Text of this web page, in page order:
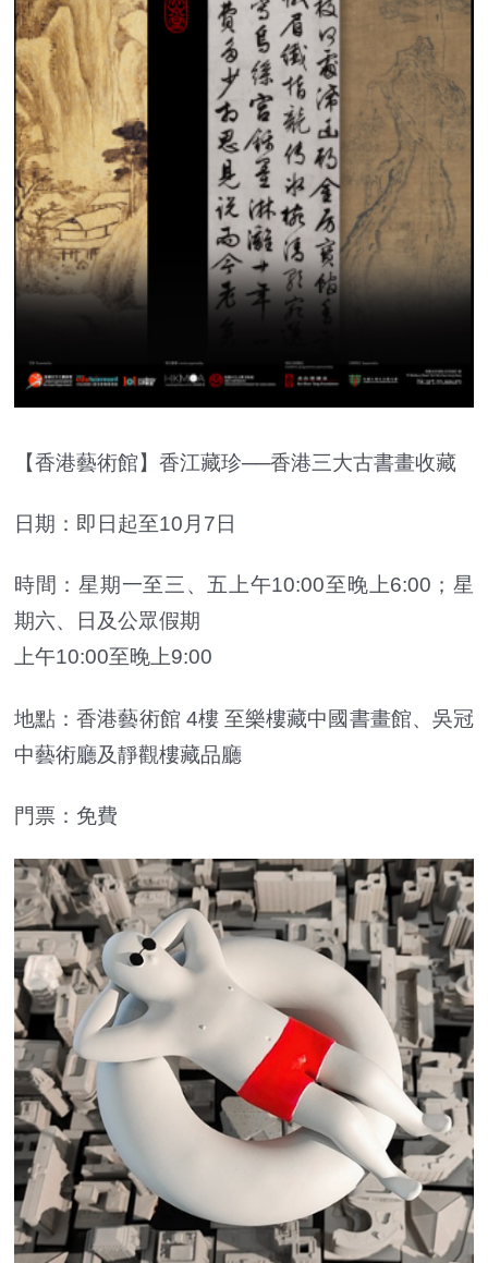
【香港藝術館】香江藏珍──香港三大古書畫收藏
日期：即日起至10月7日
時間：星期一至三、五上午10:00至晚上6:00；星
期六、日及公眾假期
上午10:00至晚上9:00
地點：香港藝術館 4樓 至樂樓藏中國書畫館、吳冠
中藝術廳及靜觀樓藏品廳
門票：免費